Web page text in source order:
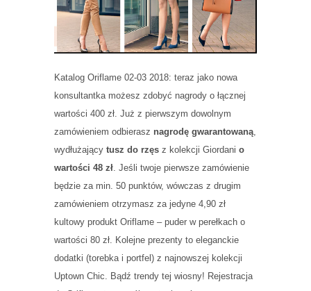
Katalog Oriflame 02-03 2018: teraz jako nowa
konsultantka możesz zdobyć nagrody o łącznej
wartości 400 zł. Już z pierwszym dowolnym
zamówieniem odbierasz nagrodę gwarantowaną,
wydłużający tusz do rzęs z kolekcji Giordani o
wartości 48 zł. Jeśli twoje pierwsze zamówienie
będzie za min. 50 punktów, wówczas z drugim
zamówieniem otrzymasz za jedyne 4,90 zł
kultowy produkt Oriflame – puder w perełkach o
wartości 80 zł. Kolejne prezenty to eleganckie
dodatki (torebka i portfel) z najnowszej kolekcji
Uptown Chic. Bądź trendy tej wiosny! Rejestracja